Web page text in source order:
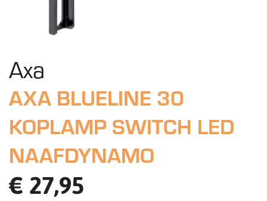
Axa
AXA BLUELINE 30
KOPLAMP SWITCH LED
NAAFDYNAMO
€ 27,95